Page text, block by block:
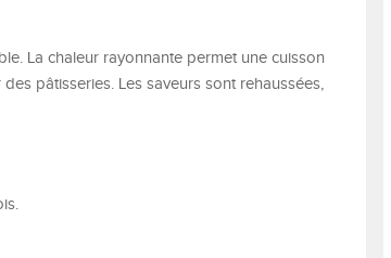
La chaleur rayonnante permet une cuisson
pâtisseries. Les saveurs sont rehaussées,